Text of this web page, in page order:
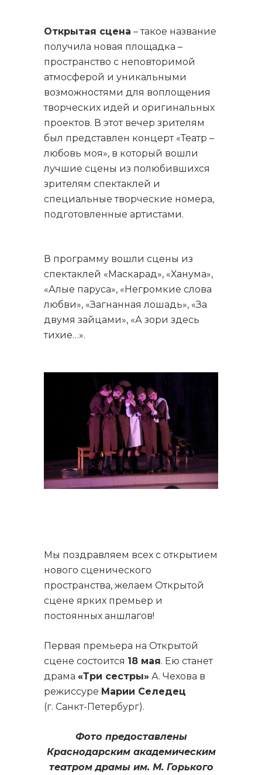
Открытая сцена – такое название
получила новая площадка –
пространство с неповторимой
атмосферой и уникальными
возможностями для воплощения
творческих идей и оригинальных
проектов. В этот вечер зрителям
был представлен концерт «Театр –
любовь моя», в который вошли
лучшие сцены из полюбившихся
зрителям спектаклей и
специальные творческие номера,
подготовленные артистами.
В программу вошли сцены из
спектаклей «Маскарад», «Ханума»,
«Алые паруса», «Негромкие слова
любви», «Загнанная лошадь», «За
двумя зайцами», «А зори здесь
тихие…».
Мы поздравляем всех с открытием
нового сценического
пространства, желаем Открытой
сцене ярких премьер и
постоянных аншлагов!
Первая премьера на Открытой
сцене состоится 18 мая. Ею станет
драма «Три сестры» А. Чехова в
режиссуре Марии Селедец
(г. Санкт-Петербург).
Фото предоставлены
Краснодарским академическим
театром драмы им. М. Горького